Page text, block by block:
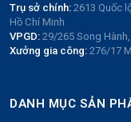
Trụ sở chính: 2613 Quốc
Hồ Chí Minh
VPGD: 29/265 Song
Xưởng gia công: 276/17
DANH MỤC SẢN